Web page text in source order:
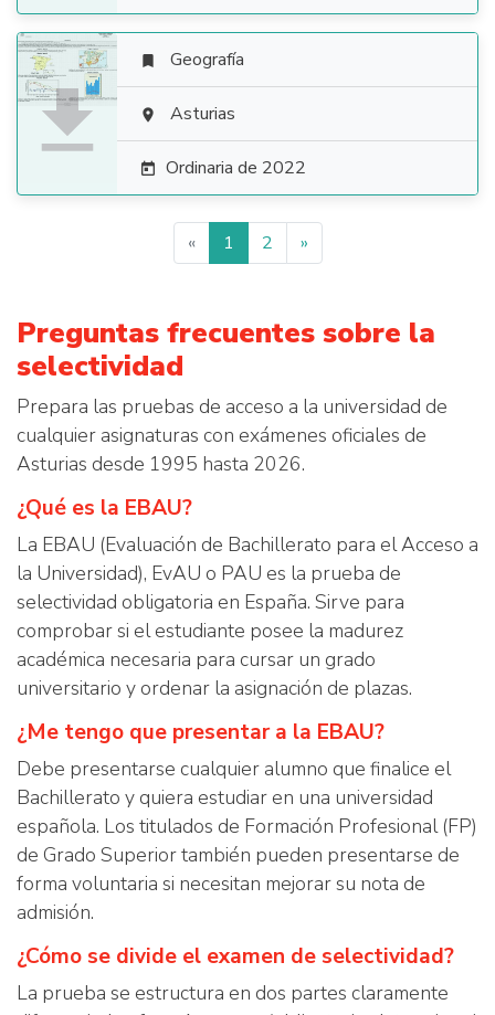

 Geografía
 Asturias
 Ordinaria de 2022
« 1 2 »
Preguntas frecuentes sobre la
selectividad
Prepara las pruebas de acceso a la universidad de
cualquier asignaturas con exámenes oficiales de
Asturias desde 1995 hasta 2026.
¿Qué es la EBAU?
La EBAU (Evaluación de Bachillerato para el Acceso a
la Universidad), EvAU o PAU es la prueba de
selectividad obligatoria en España. Sirve para
comprobar si el estudiante posee la madurez
académica necesaria para cursar un grado
universitario y ordenar la asignación de plazas.
¿Me tengo que presentar a la EBAU?
Debe presentarse cualquier alumno que finalice el
Bachillerato y quiera estudiar en una universidad
española. Los titulados de Formación Profesional (FP)
de Grado Superior también pueden presentarse de
forma voluntaria si necesitan mejorar su nota de
admisión.
¿Cómo se divide el examen de selectividad?
La prueba se estructura en dos partes claramente